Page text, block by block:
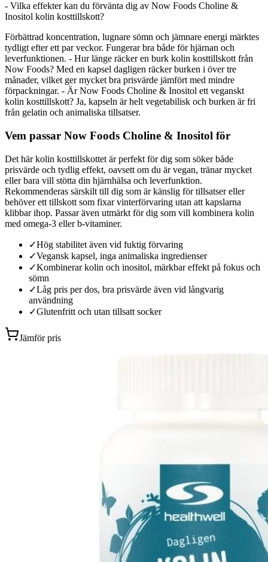
- Vilka effekter kan du förvänta dig av Now Foods Choline &
Inositol kolin kosttillskott?
Förbättrad koncentration, lugnare sömn och jämnare energi märktes
tydligt efter ett par veckor. Fungerar bra både för hjärnan och
leverfunktionen. - Hur länge räcker en burk kolin kosttillskott från
Now Foods? Med en kapsel dagligen räcker burken i över tre
månader, vilket ger mycket bra prisvärde jämfört med mindre
förpackningar. - Är Now Foods Choline & Inositol ett veganskt
kolin kosttillskott? Ja, kapseln är helt vegetabilisk och burken är fri
från gelatin och animaliska tillsatser.
Vem passar Now Foods Choline & Inositol för
Det här kolin kosttillskottet är perfekt för dig som söker både
prisvärde och tydlig effekt, oavsett om du är vegan, tränar mycket
eller bara vill stötta din hjärnhälsa och leverfunktion.
Rekommenderas särskilt till dig som är känslig för tillsatser eller
behöver ett tillskott som fixar vinterförvaring utan att kapslarna
klibbar ihop. Passar även utmärkt för dig som vill kombinera kolin
med omega-3 eller b-vitaminer.
✓Hög stabilitet även vid fuktig förvaring
✓Vegansk kapsel, inga animaliska ingredienser
✓Kombinerar kolin och inositol, märkbar effekt på fokus och
sömn
✓Låg pris per dos, bra prisvärde även vid långvarig
användning
✓Glutenfritt och utan tillsatt socker
Jämför pris